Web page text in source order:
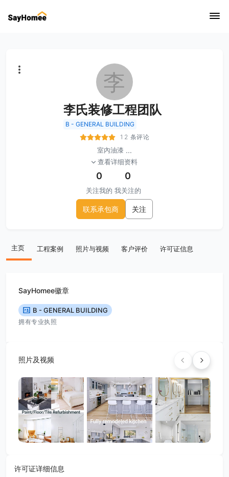
李
李氏装修工程团队
B - GENERAL BUILDING
12 条评论
室內油漆 ...
查看详细资料
0
关注我的
0
我关注的
联系承包商 关注
主页 工程案例 照片与视频 客户评价 许可证信息
SayHomee徽章
B - GENERAL BUILDING
拥有专业执照
照片及视频
许可证详细信息